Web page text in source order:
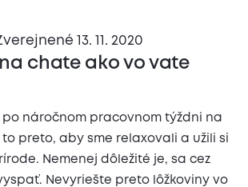
13. 11. 2020
chate ako vo vate
po náročnom pracovnom týždni na
preto, aby sme relaxovali a užili si
Nemenej dôležité je, sa cez
Nevyriešte preto lôžkoviny vo